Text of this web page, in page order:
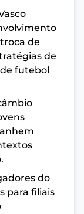
de
de
futebol
do
para filiais